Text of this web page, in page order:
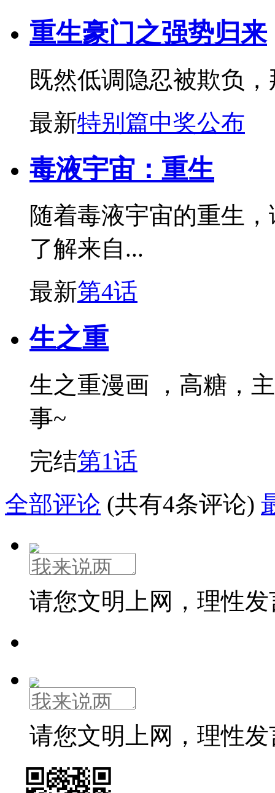
重生豪门之强势归来
既然低调隐忍被欺负
最新特别篇中奖公布
毒液宇宙：重生
随着毒液宇宙的重生
了解来自...
最新第4话
生之重
生之重漫画 ，高糖，
事~
完结第1话
全部评论 (共有4条评论)
请您文明上网，理性
请您文明上网，理性